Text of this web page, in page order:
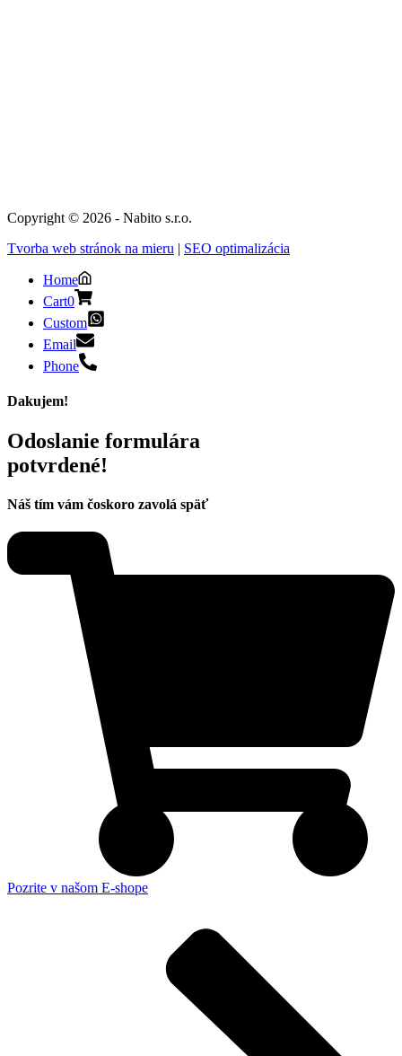
Copyright © 2026 - Nabito s.r.o.
Tvorba web stránok na mieru | SEO optimalizácia
Home
Cart0
Custom
Email
Phone
Dakujem!
Odoslanie formulára
potvrdené!
Náš tím vám čoskoro zavolá späť
Pozrite v našom E-shope